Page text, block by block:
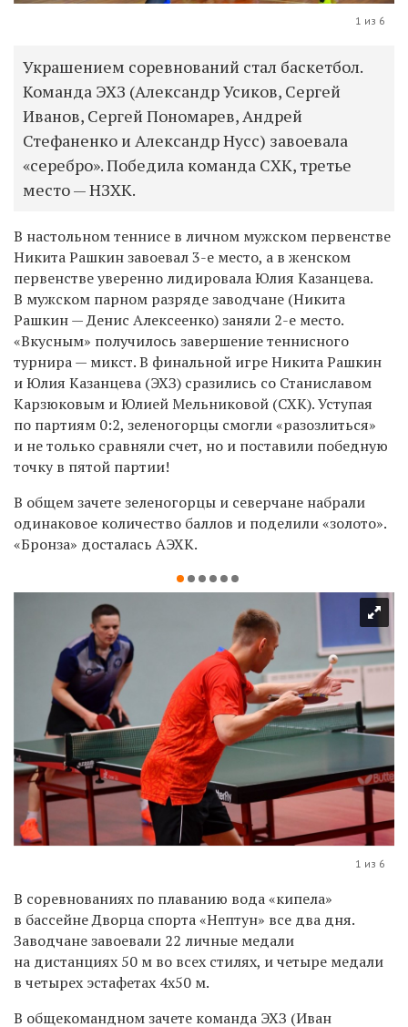
1 из 6
Украшением соревнований стал баскетбол.
Команда ЭХЗ (Александр Усиков, Сергей
Иванов, Сергей Пономарев, Андрей
Стефаненко и Александр Нусс) завоевала
«серебро». Победила команда СХК, третье
место — НЗХК.
В настольном теннисе в личном мужском первенстве
Никита Рашкин завоевал 3-е место, а в женском
первенстве уверенно лидировала Юлия Казанцева.
В мужском парном разряде заводчане (Никита
Рашкин — Денис Алексеенко) заняли 2-е место.
«Вкусным» получилось завершение теннисного
турнира — микст. В финальной игре Никита Рашкин
и Юлия Казанцева (ЭХЗ) сразились со Станиславом
Карзюковым и Юлией Мельниковой (СХК). Уступая
по партиям 0:2, зеленогорцы смогли «разозлиться»
и не только сравняли счет, но и поставили победную
точку в пятой партии!
В общем зачете зеленогорцы и северчане набрали
одинаковое количество баллов и поделили «золото».
«Бронза» досталась АЭХК.
1 из 6
В соревнованиях по плаванию вода «кипела»
в бассейне Дворца спорта «Нептун» все два дня.
Заводчане завоевали 22 личные медали
на дистанциях 50 м во всех стилях, и четыре медали
в четырех эстафетах 4x50 м.
В общекомандном зачете команда ЭХЗ (Иван